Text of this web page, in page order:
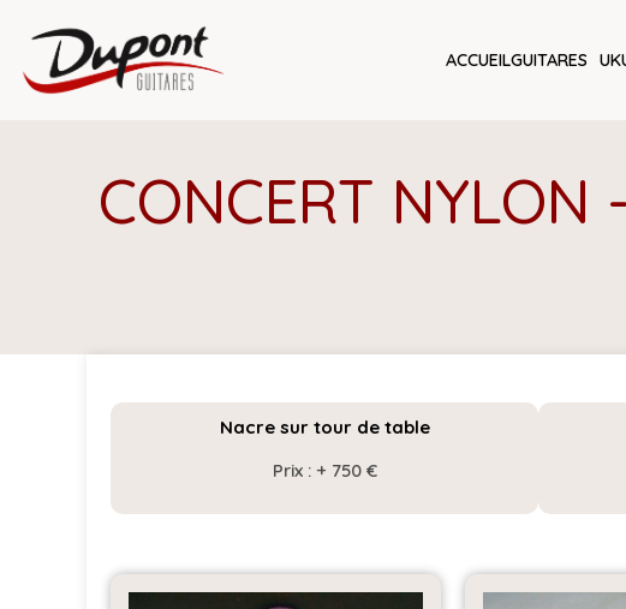
ACCUEILGUITARES
CONCERT NYLON -
Nacre sur tour de table
Prix : + 750 €